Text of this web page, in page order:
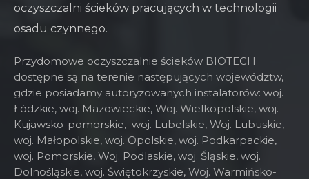
oczyszczalni ścieków pracujących w technologii
osadu czynnego.
Przydomowe oczyszczalnie ścieków BIOTECH
dostępne są na terenie następujących województw,
gdzie posiadamy autoryzowanych instalatorów: woj.
Łódzkie, woj. Mazowieckie, Woj. Wielkopolskie, woj.
Kujawsko-pomorskie, woj. Lubelskie, Woj. Lubuskie,
woj. Małopolskie, woj. Opolskie, woj. Podkarpackie,
woj. Pomorskie, Woj. Podlaskie, woj. Śląskie, woj.
Dolnośląskie, woj. Świętokrzyskie, Woj. Warmińsko-